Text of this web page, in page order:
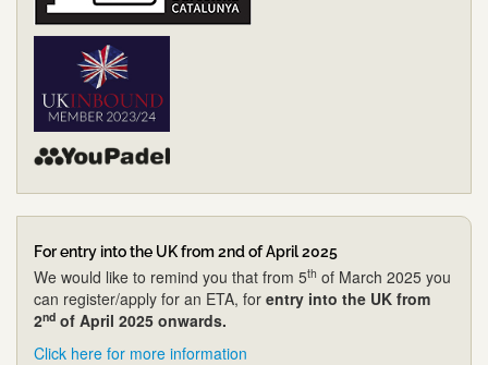
For entry into the UK from 2nd of April 2025
We would like to remind you that from 5th of March 2025 you
can register/apply for an ETA, for entry into the UK from
2nd of April 2025 onwards.
Click here for more information